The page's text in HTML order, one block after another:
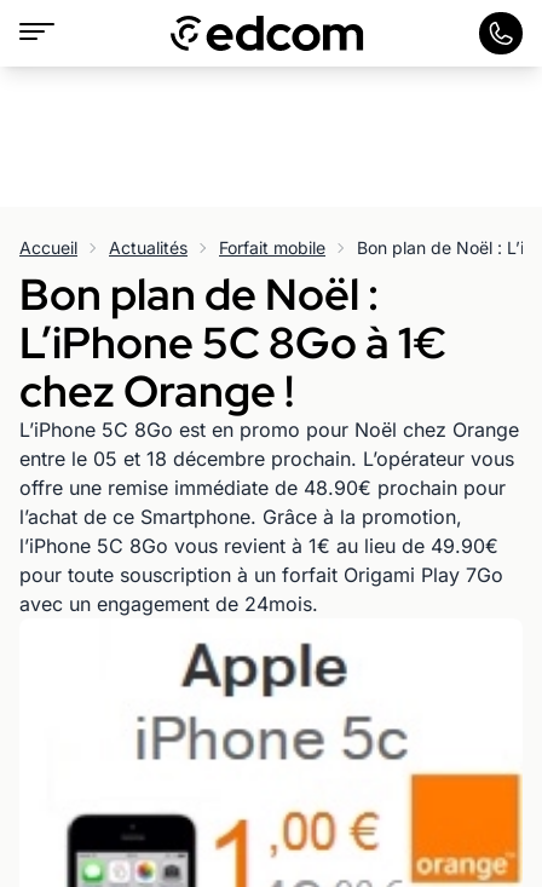
Accueil Actualités Forfait mobile Bon plan de Noël :
Bon plan de Noël :
L’iPhone 5C 8Go à 1€
chez Orange !
L’iPhone 5C 8Go est en promo pour Noël chez Orange
entre le 05 et 18 décembre prochain. L’opérateur vous
offre une remise immédiate de 48.90€ prochain pour
l’achat de ce Smartphone. Grâce à la promotion,
l’iPhone 5C 8Go vous revient à 1€ au lieu de 49.90€
pour toute souscription à un forfait Origami Play 7Go
avec un engagement de 24mois.